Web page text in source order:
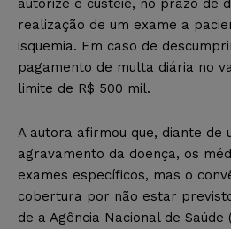
autorize e custeie, no prazo de
realização de um exame a
isquemia. Em caso de
pagamento de multa diária no
limite de R$ 500 mil.
A autora afirmou que, diante de
agravamento da doença, os
exames específicos, mas o
cobertura por não estar
de a Agência Nacional de